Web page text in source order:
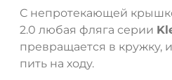
С непротекающей
2.0 любая фляга серии
превращается в кружку,
пить на ходу.